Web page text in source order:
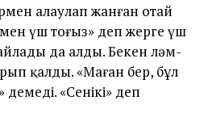
алаулап жанған отай
үш тоғыз» деп жерге үш
да алды. Бекен ләм-
қалды. «Маған бер, бұл
«Сенікі» деп